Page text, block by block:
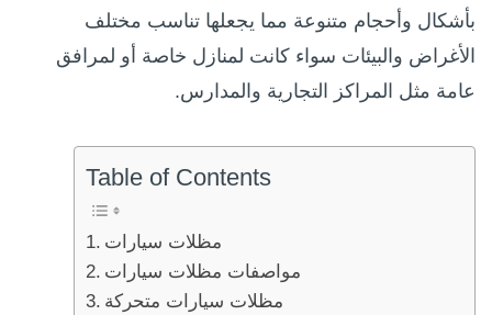
بأشكال وأحجام متنوعة مما يجعلها تناسب مختلف
الأغراض والبيئات سواء كانت لمنازل خاصة أو لمرافق
عامة مثل المراكز التجارية والمدارس.
Table of Contents
مظلات سيارات
مواصفات مظلات سيارات
مظلات سيارات متحركة